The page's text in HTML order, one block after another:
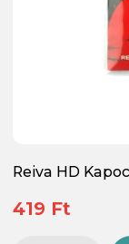
Reiva HD
419 Ft